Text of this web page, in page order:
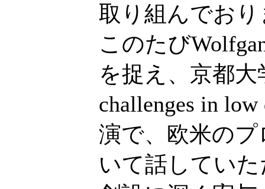
取り組んでお
このたび
を捉え、京都大
challenges in
演で、欧米の
いて話してい